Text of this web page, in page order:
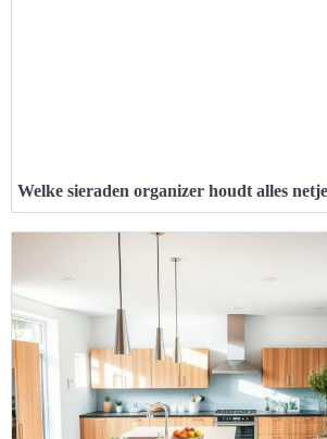
Welke sieraden organizer houdt alles